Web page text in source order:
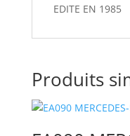
EDITE EN 1985
Produits